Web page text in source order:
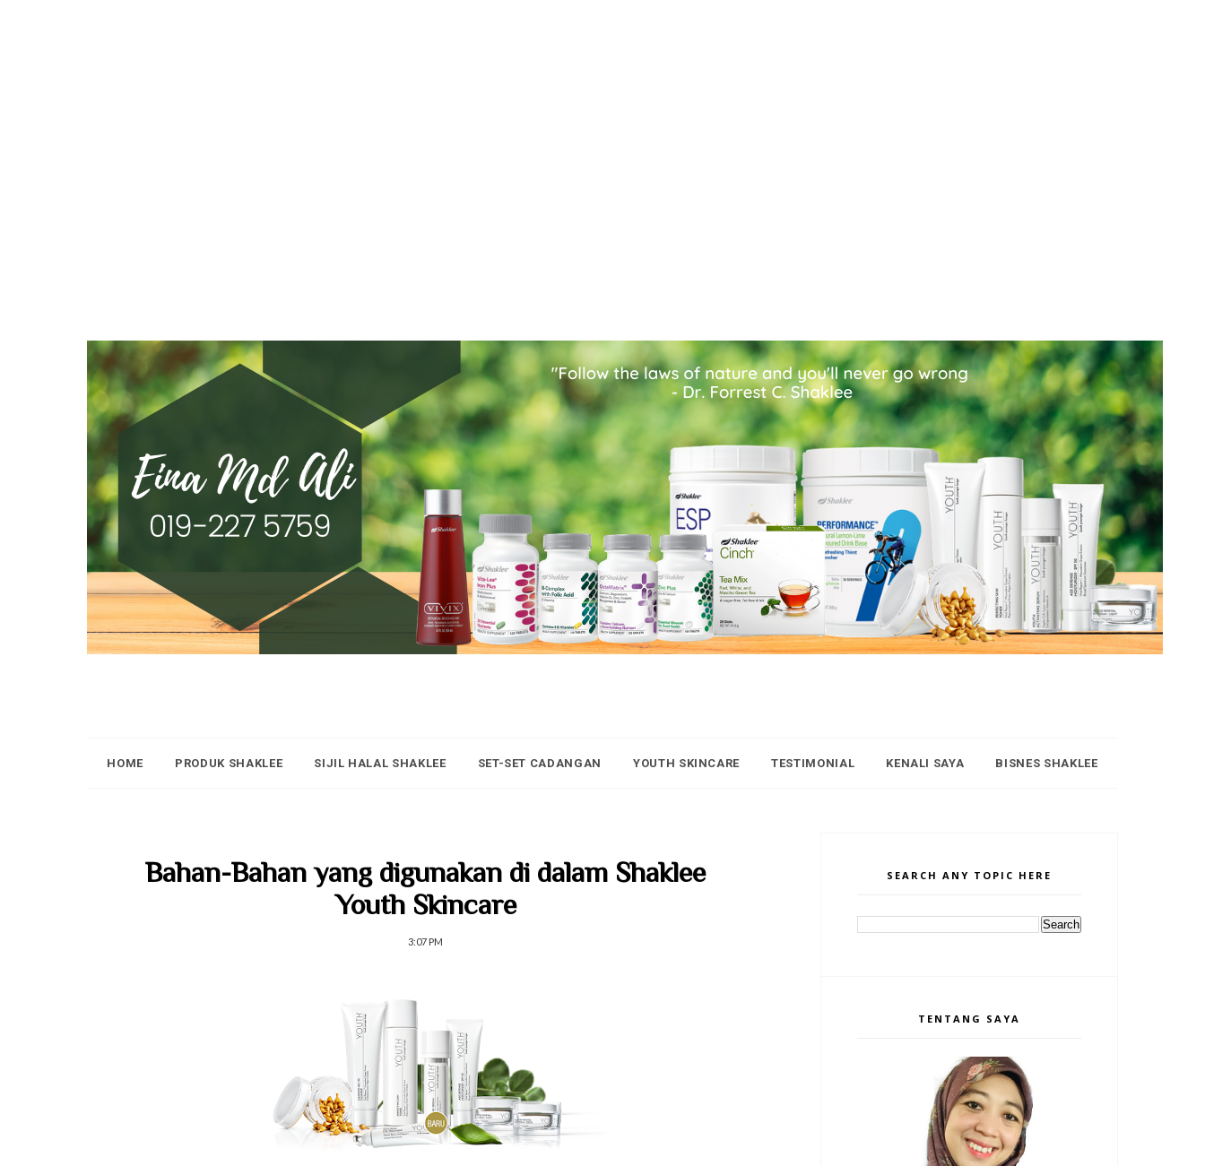
HOME PRODUK SHAKLEE SIJIL HALAL SHAKLEE SET-SET CADANGAN YOUTH SKINCARE TESTIMONIAL KENALI SAYA BISNES SHAKLEE
Bahan-Bahan yang digunakan di dalam Shaklee
Youth Skincare
3:07 PM
SEARCH ANY TOPIC HERE
TENTANG SAYA